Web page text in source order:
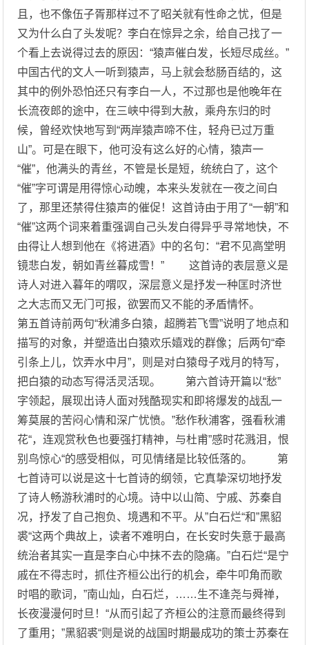
且，也不像伍子胥那样过不了昭关就有性命之忧，但是
又为什么白了头发呢？李白在惊异之余，给自己找了一
个看上去说得过去的原因：“猿声催白发，长短尽成丝。”
中国古代的文人一听到猿声，马上就会愁肠百结的，这
其中的例外恐怕还只有李白一人，不过那也是他晚年在
长流夜郎的途中，在三峡中得到大赦，乘舟东归的时
候，曾经欢快地写到“两岸猿声啼不住，轻舟已过万重
山”。可是在眼下，他可没有这么好的心情，猿声一
“催”，他满头的青丝，不管是长是短，统统白了，这个
“催”字可谓是用得惊心动魄，本来头发就在一夜之间白
了，那里还禁得住猿声的催促！这首诗由于用了“一朝”和
“催”这两个词来着重强调自己头发白得异乎寻常地快，不
由得让人想到他在《将进酒》中的名句：“君不见高堂明
镜悲白发，朝如青丝暮成雪！” 这首诗的表层意义是
诗人对进入暮年的喟叹，深层意义是抒发一种匡时济世
之大志而又无门可报，欲罢而又不能的矛盾情怀。
第五首诗前两句“秋浦多白猿，超腾若飞雪”说明了地点和
描写的对象，并塑造出白猿欢乐嬉戏的群像；后两句“牵
引条上儿，饮弄水中月”，则是对白猿母子戏月的特写，
把白猿的动态写得活灵活现。 第六首诗开篇以“愁”
字领起，展现出诗人面对残酷现实和即将爆发的战乱一
筹莫展的苦闷心情和深广忧愤。”愁作秋浦客，强看秋浦
花“，连观赏秋色也要强打精神，与杜甫”感时花溅泪，恨
别鸟惊心“的感受相似，可见情绪是比较低落的。 第
七首诗可以说是这十七首诗的纲领，它真挚深切地抒发
了诗人畅游秋浦时的心境。诗中以山简、宁戚、苏秦自
况，抒发了自己抱负、境遇和不平。从”白石烂“和”黑貂
裘“这两个典故上，读者不难明白，在长安时失意于最高
统治者其实一直是李白心中抹不去的隐痛。”白石烂“是宁
戚在不得志时，抓住齐桓公出行的机会，牵牛叩角而歌
时唱的歌词，”南山灿，白石烂，……生不逢尧与舜禅，
长夜漫漫何时旦！“从而引起了齐桓公的注意而最终得到
了重用；”黑貂裘“则是说的战国时期最成功的策士苏秦在